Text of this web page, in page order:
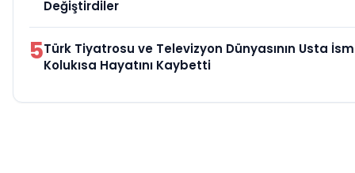
Değiştirdiler
5Türk Tiyatrosu ve Televizyon Dünyasının Usta
Kolukısa Hayatını Kaybetti